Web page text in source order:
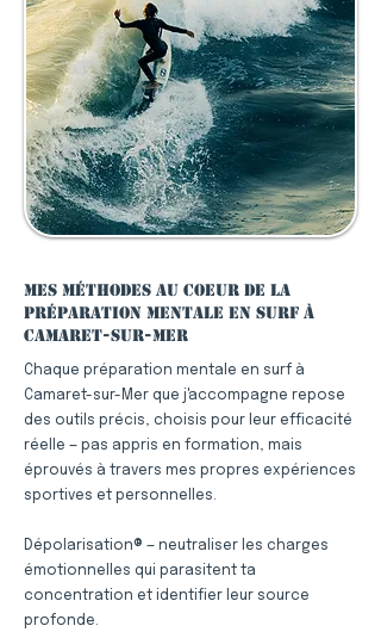
Mes méthodes au coeur de la
préparation mentale en surf à
Camaret-sur-Mer
Chaque préparation mentale en surf à
Camaret-sur-Mer que j'accompagne repose
des outils précis, choisis pour leur efficacité
réelle — pas appris en formation, mais
éprouvés à travers mes propres expériences
sportives et personnelles.
Dépolarisation® — neutraliser les charges
émotionnelles qui parasitent ta
concentration et identifier leur source
profonde.